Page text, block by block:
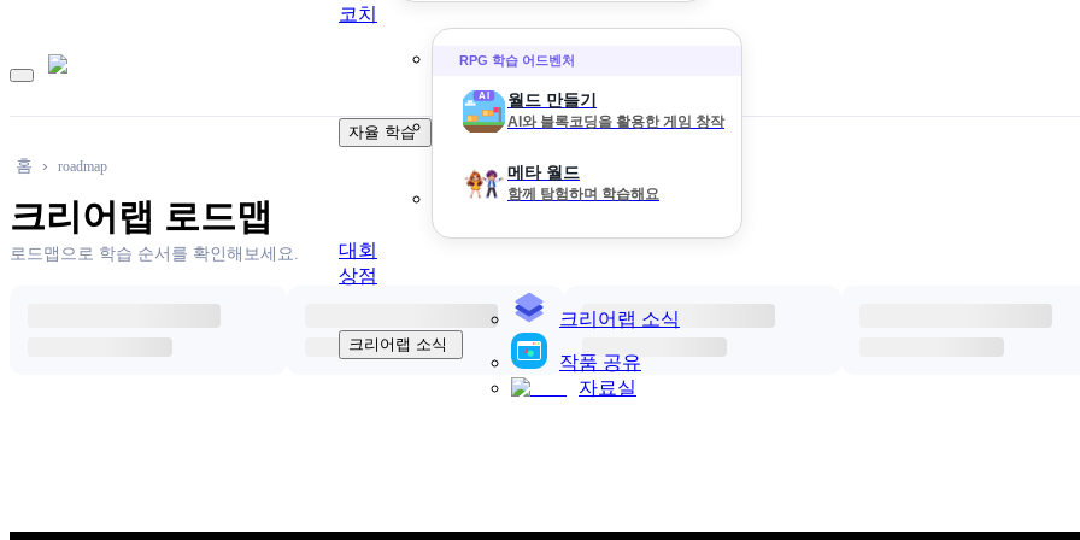
코치
자율 학습
RPG 학습 어드벤처
월드 만들기
AI와 블록코딩을 활용한 게임 창작
메타 월드
함께 탐험하며 학습해요
대회
상점
크리어랩 소식
크리어랩 소식
작품 공유
자료실
홈 roadmap
크리어랩 로드맵
로드맵으로 학습 순서를 확인해보세요.